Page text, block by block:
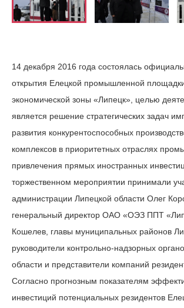
14 декабря 2016 года состоялась
открытия Елецкой промышленной
экономической зоны «Липецк», целью
является решение стратегических задач
развития конкурентоспособных
комплексов в приоритетных отраслях
привлечения прямых иностранных
торжественном мероприятии принимали
администрации Липецкой области Олег
генеральный директор ОАО «ОЭЗ ППТ
Кошелев, главы муниципальных районов
руководители контрольно-надзорных
области и представители компаний
Согласно прогнозным показателям
инвестиций потенциальных резидентов